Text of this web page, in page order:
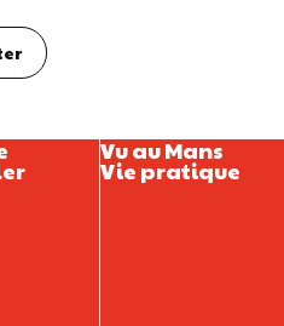
Vu au Mans
Vie pratique